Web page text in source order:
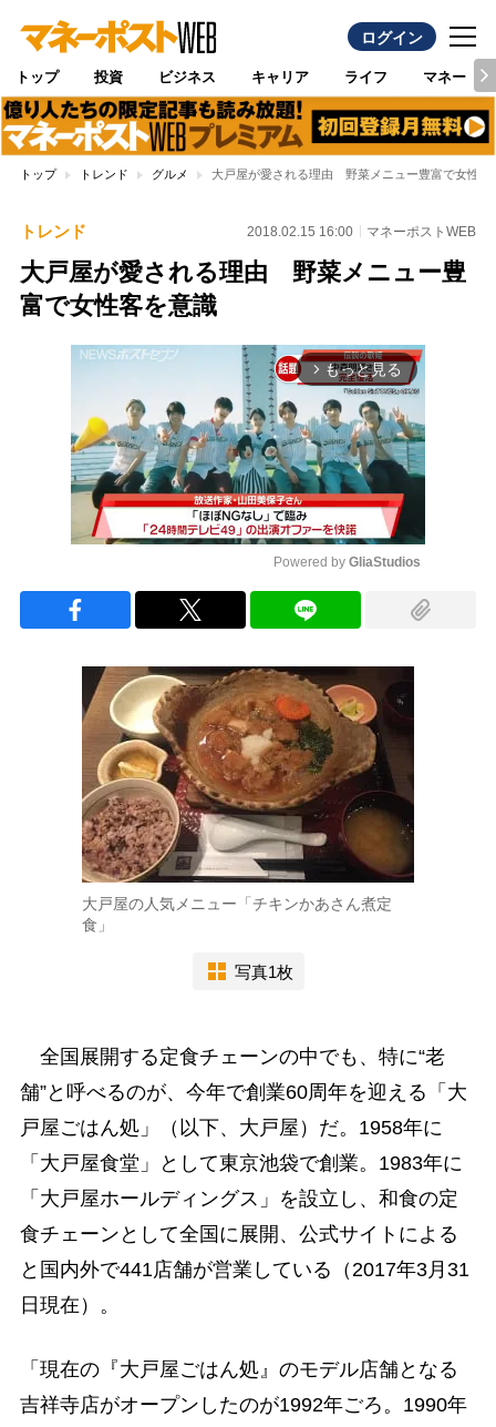
ログイン
トップ 投資 ビジネス キャリア ライフ マネー
トップ トレンド グルメ 大戸屋が愛される理由 野菜メニュー豊富で女性客
トレンド 2018.02.15 16:00 マネーポストWEB
大戸屋が愛される理由 野菜メニュー豊
富で女性客を意識
arrow_forward_ios もっと見る
Powered by GliaStudios
大戸屋の人気メニュー「チキンかあさん煮定
食」
写真1枚
全国展開する定食チェーンの中でも、特に“老
舗”と呼べるのが、今年で創業60周年を迎える「大
戸屋ごはん処」（以下、大戸屋）だ。1958年に
「大戸屋食堂」として東京池袋で創業。1983年に
「大戸屋ホールディングス」を設立し、和食の定
食チェーンとして全国に展開、公式サイトによる
と国内外で441店舗が営業している（2017年3月31
日現在）。
「現在の『大戸屋ごはん処』のモデル店舗となる
吉祥寺店がオープンしたのが1992年ごろ。1990年